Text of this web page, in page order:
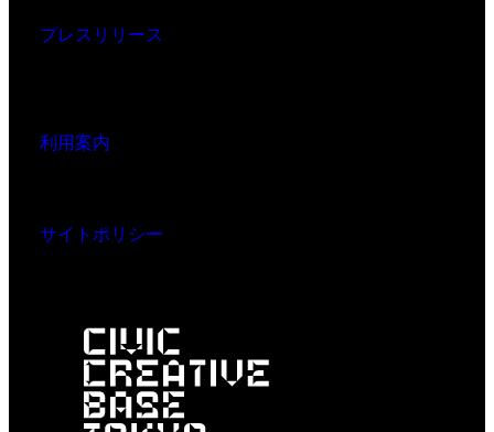
プレスリリース
利用案内
サイトポリシー